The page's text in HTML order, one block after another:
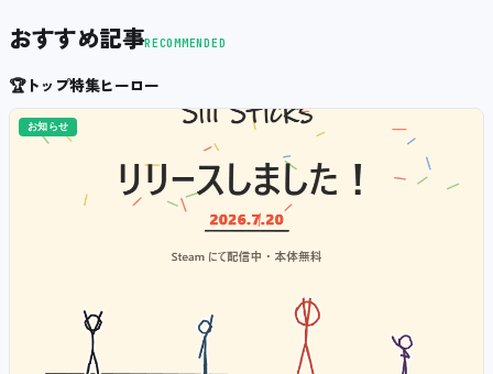
おすすめ記事RECOMMENDED
🏆トップ特集ヒーロー
お知らせ